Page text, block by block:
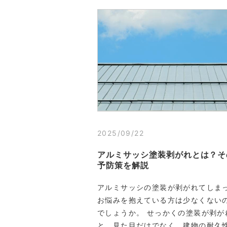
2025/09/22
アルミサッシ塗装剥がれとは？
予防策を解説
アルミサッシの塗装が剥がれてしま
お悩みを抱えている方は少なくない
でしょうか。 せっかくの塗装が剥
と、見た目だけでなく、建物の耐久